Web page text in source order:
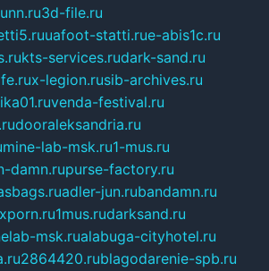
3d-file.ru
uafoot-statti.rue-abis1c.ru
kts-services.rudark-sand.ru
x-legion.rusib-archives.ru
venda-festival.ru
dooraleksandria.ru
mine-lab-msk.ru1-mus.ru
damn.rupurse-factory.ru
adler-jun.rubandamn.ru
1mus.rudarksand.ru
msk.rualabuga-cityhotel.ru
2864420.rublagodarenie-spb.ru